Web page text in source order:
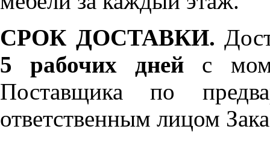
СРОК ДОСТАВКИ.
5 рабочих дней с
Поставщика по
ответственным лицом